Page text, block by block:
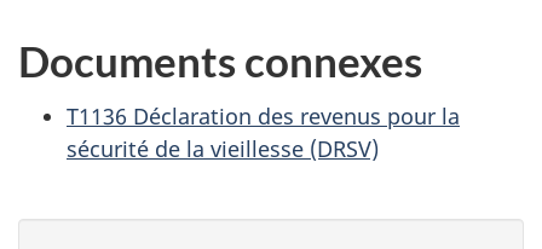
Documents connexes
T1136 Déclaration des revenus pour la
sécurité de la vieillesse (DRSV)